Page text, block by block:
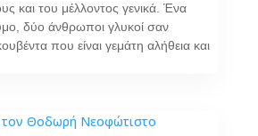
και του μέλλοντος γενικά. Ένα
δύο άνθρωποι γλυκοί σαν
που είναι γεμάτη αλήθεια και